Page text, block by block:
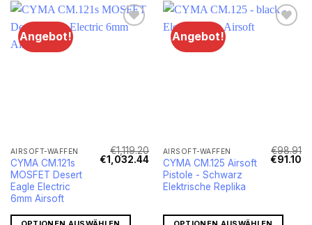
Angebot!
AIRSOFT-WAFFEN
CYMA CM.121s
MOSFET Desert
Eagle Electric
6mm Airsoft
€1,119.20
Ursprünglicher
Preis
€1,032.44Aktueller
Preis
€1,032.44.
Angebot!
AIRSOFT-WAFFEN
CYMA CM.125 Airsoft
Pistole - Schwarz
Elektrische Replika
€98.91
€91.10